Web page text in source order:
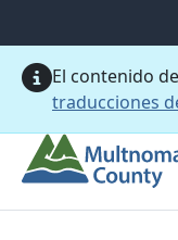
El contenido
traducciones